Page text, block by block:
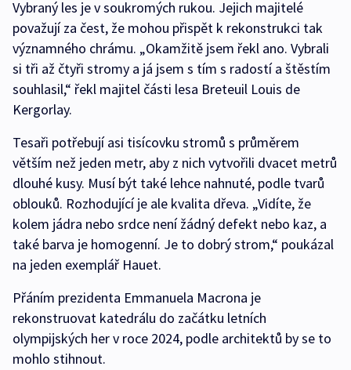
Vybraný les je v soukromých rukou. Jejich majitelé
považují za čest, že mohou přispět k rekonstrukci tak
významného chrámu. „Okamžitě jsem řekl ano. Vybrali
si tři až čtyři stromy a já jsem s tím s radostí a štěstím
souhlasil,“ řekl majitel části lesa Breteuil Louis de
Kergorlay.
Tesaři potřebují asi tisícovku stromů s průměrem
větším než jeden metr, aby z nich vytvořili dvacet metrů
dlouhé kusy. Musí být také lehce nahnuté, podle tvarů
oblouků. Rozhodující je ale kvalita dřeva. „Vidíte, že
kolem jádra nebo srdce není žádný defekt nebo kaz, a
také barva je homogenní. Je to dobrý strom,“ poukázal
na jeden exemplář Hauet.
Přáním prezidenta Emmanuela Macrona je
rekonstruovat katedrálu do začátku letních
olympijských her v roce 2024, podle architektů by se to
mohlo stihnout.